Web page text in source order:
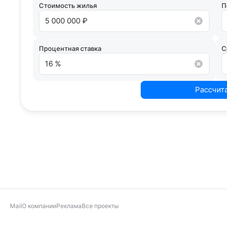
условия сотрудничества.
Стоимость жилья
Процентная ставка
MailО компанииРекламаВсе проекты